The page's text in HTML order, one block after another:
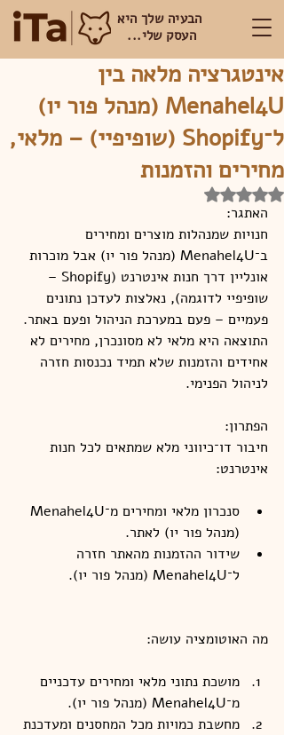
הבעיה שלך היא
העסק שלי...
אינטגרציה מלאה בין
Menahel4U (מנהל פור יו)
ל־Shopify (שופיפיי) – מלאי,
מחירים והזמנות
דירוג של NaN מתוך 5 כוכבים
האתגר:
חנויות שמנהלות מוצרים ומחירים
ב־Menahel4U (מנהל פור יו) אבל מוכרות
אונליין דרך חנות אינטרנט (Shopify –
שופיפיי לדוגמה), נאלצות לעדכן נתונים
פעמיים – פעם במערכת הניהול ופעם באתר.
התוצאה היא מלאי לא מסונכרן, מחירים לא
אחידים והזמנות שלא תמיד נכנסות חזרה
לניהול הפנימי.
הפתרון:
חיבור דו־כיווני מלא שמתאים לכל חנות
אינטרנט:
(מנהל פור יו) לאתר.
שידור ההזמנות מהאתר חזרה
ל־Menahel4U (מנהל פור יו).
מה האוטומציה עושה:
מושכת נתוני מלאי ומחירים עדכניים
מ־Menahel4U (מנהל פור יו).
מחשבת כמויות מכל המחסנים ומעדכנת